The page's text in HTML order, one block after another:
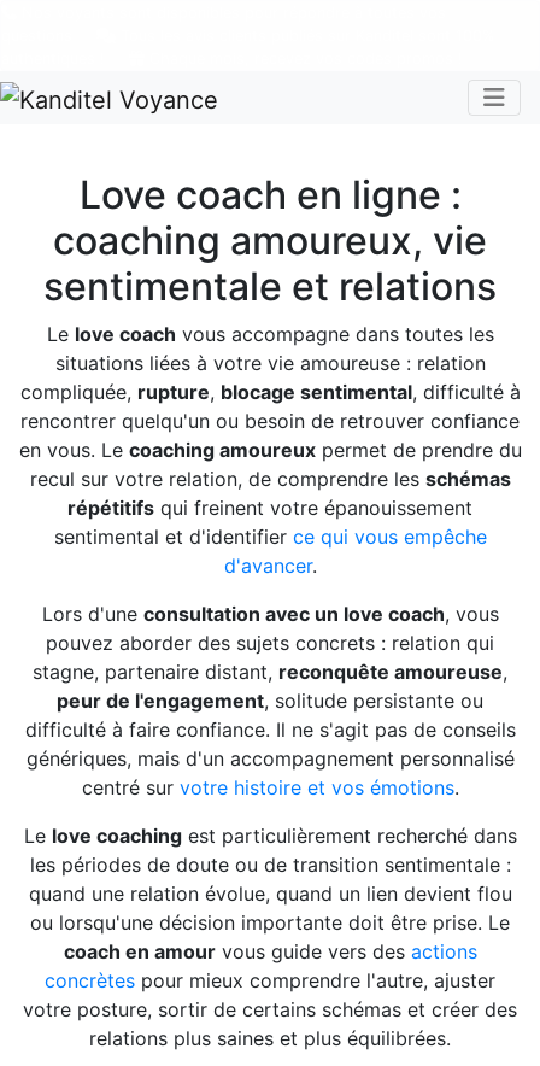
Love coach en ligne :
coaching amoureux, vie
sentimentale et relations
Le love coach vous accompagne dans toutes les
situations liées à votre vie amoureuse : relation
compliquée, rupture, blocage sentimental, difficulté à
rencontrer quelqu'un ou besoin de retrouver confiance
en vous. Le coaching amoureuxpermet de prendre du
recul sur votre relation, de comprendre les schémas
répétitifs qui freinent votre épanouissement
sentimental et d'identifier ce qui vous empêche
d'avancer.
Lors d'une consultation avec un love coach, vous
pouvez aborder des sujets concrets : relation qui
stagne, partenaire distant, reconquête amoureuse,
peur de l'engagement, solitude persistante ou
difficulté à faire confiance. Il ne s'agit pas de conseils
génériques, mais d'un accompagnement personnalisé
centré sur votre histoire et vos émotions.
Le love coachingest particulièrement recherché dans
les périodes de doute ou de transition sentimentale :
quand une relation évolue, quand un lien devient flou
ou lorsqu'une décision importante doit être prise. Le
coach en amourvous guide vers des actions
concrètes pour mieux comprendre l'autre, ajuster
votre posture, sortir de certains schémas et créer des
relations plus saines et plus équilibrées.